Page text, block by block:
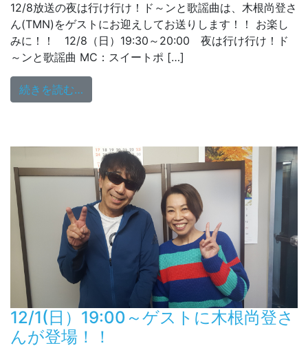
12/8放送の夜は行け行け！ド～ンと歌謡曲は、木根尚登さ
ん(TMN)をゲストにお迎えしてお送りします！！ お楽し
みに！！ 12/8（日）19:30～20:00 夜は行け行け！ド
～ンと歌謡曲 MC：スイートポ […]
続きを読む…
12/1(日）19:00～ゲストに木根尚登さ
んが登場！！